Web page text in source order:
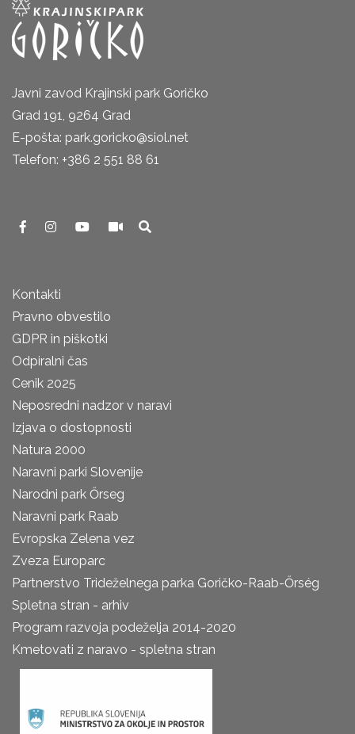
Javni zavod Krajinski park Goričko
Grad 191, 9264 Grad
E-pošta: park.goricko@siol.net
Telefon: +386 2 551 88 61
Kontakti
Pravno obvestilo
GDPR in piškotki
Odpiralni čas
Cenik 2025
Neposredni nadzor v naravi
Izjava o dostopnosti
Natura 2000
Naravni parki Slovenije
Narodni park Őrseg
Naravni park Raab
Evropska Zelena vez
Zveza Europarc
Partnerstvo Trideželnega parka Goričko-Raab-Őrség
Spletna stran - arhiv
Program razvoja podeželja 2014-2020
Kmetovati z naravo - spletna stran